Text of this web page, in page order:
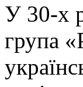
У 30-х
група